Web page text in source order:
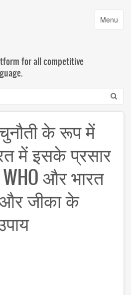
Toggle
Menu
for all competitive
के रूप में
में इसके प्रसार
और भारत
और जीका के